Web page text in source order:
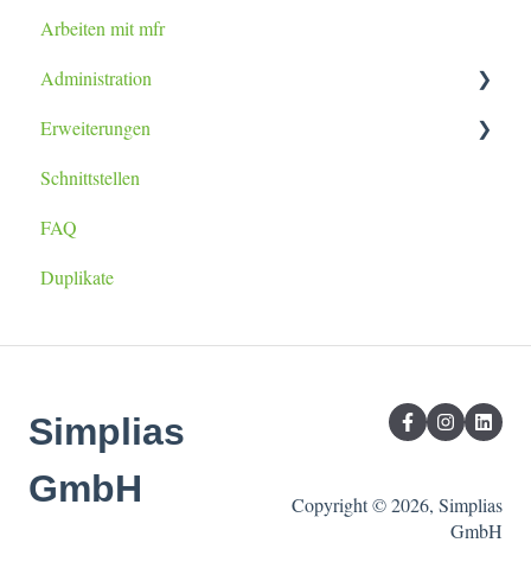
Tablet / Smartphone App
Arbeiten mit mfr
Administration
Datenimport
Berichtsanpassung
Erweiterungen
lexoffice Plugin
Schnittstellen
FAQ
Duplikate
Simplias
GmbH
Copyright © 2026, Simplias
GmbH